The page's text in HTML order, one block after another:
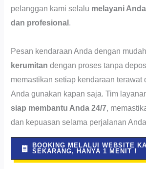
pelanggan kami selalu melayani
dan profesional .
Pesan kendaraan Anda dengan
kerumitan dengan proses tanpa
memastikan setiap kendaraan terawat
Anda gunakan kapan saja. Tim
siap membantu Anda 24/7,
dan kepuasan selama perjalanan
BOOKING MELALUI WEBSITE
SEKARANG, HANYA 1 MENIT !